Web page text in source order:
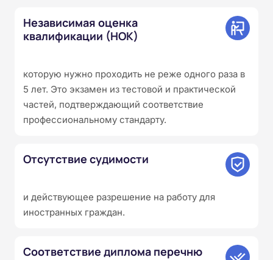
Независимая оценка
квалификации (НОК)
которую нужно проходить не реже одного раза в
5 лет. Это экзамен из тестовой и практической
частей, подтверждающий соответствие
профессиональному стандарту.
Отсутствие судимости
и действующее разрешение на работу для
иностранных граждан.
Соответствие диплома перечню